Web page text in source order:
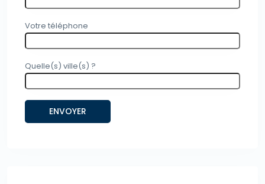
Votre téléphone
Quelle(s) ville(s) ?